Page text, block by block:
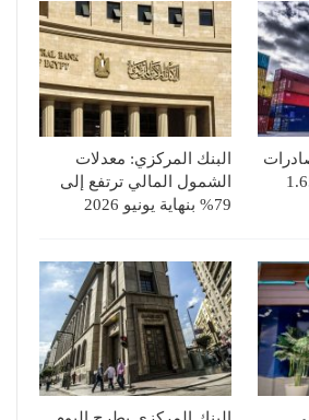
الغذائية لـ1.65
البنك المركزي: معدلات
الشمول المالي ترتفع إلى
79% بنهاية يونيو 2026